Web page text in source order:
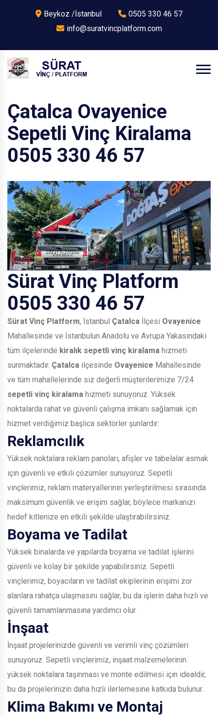
Beykoz /İstanbul
0505 330 46 57
info@suratvincplatform.com
Çatalca Ovayenice
Sepetli Vinç Kiralama
0505 330 46 57
Sürat Vinç Platform
0505 330 46 57
Sürat Vinç Platform, İstanbul Çatalca İlçesi Ovayenice
Mahallesinde ve İstanbulun Anadolu ve Avrupa Yakasındaki
tüm ilçelerinde kiralık sepetli vinç kiralama hizmeti
sunmaktadır. Çatalca ilçesinde Ovayenice Mahallesinde
ve tüm mahallelerinde siz değerli müşterilerimize 7/24
sepetli vinç kiralama hizmeti sunuyoruz. Yüksek
noktalarda rahat ve güvenli çalışma imkanı sağlamak için
hizmet verdiğimiz başlıca sektörler şunlardır:
Reklamcılık
Yüksek noktalara reklam panoları, afişler ve tabelalar asmak
için güvenli ve etkili çözümler sunuyoruz. Sepetli
vinçlerimiz, reklam materyallerinin yerleştirilmesi sırasında
maksimum güvenlik ve erişim sağlar, böylece markanızı
hedef kitlenize en etkili şekilde ulaştırabilirsiniz.
Boyama ve Tadilat
Yüksek binalarda ve yapılarda boyama ve tadilat işlerini
güvenli ve kolay bir şekilde yapabilirsiniz. Sepetli
vinçlerimiz, boyacıların ve tadilat ekiplerinin erişimi zor
alanlara rahatça ulaşmasını sağlar, bu da işlerin daha hızlı ve
güvenli tamamlanmasına yardımcı olur.
İnşaat
İnşaat projelerinizde güvenli ve verimli vinç çözümleri
sunuyoruz. Sepetli vinçlerimiz, inşaat malzemelerinin
yüksek noktalara taşınması ve monte edilmesi için idealdir,
bu da projelerinizin daha hızlı ilerlemesine katkıda bulunur.
Klima Bakımı ve Montaj